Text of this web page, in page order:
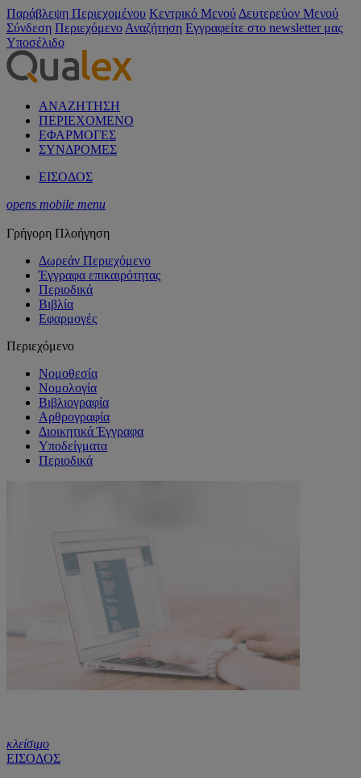
Παράβλεψη Περιεχομένου Κεντρικό Μενού Δευτερεύον Μενού
Σύνδεση Περιεχόμενο Αναζήτηση Εγγραφείτε στο newsletter μας
Υποσέλιδο
ΑΝΑΖΗΤΗΣΗ
ΠΕΡΙΕΧΟΜΕΝΟ
ΕΦΑΡΜΟΓΕΣ
ΣΥΝΔΡΟΜΕΣ
ΕΙΣΟΔΟΣ
opens mobile menu
Γρήγορη Πλοήγηση
Δωρεάν Περιεχόμενο
Έγγραφα επικαιρότητας
Περιοδικά
Βιβλία
Εφαρμογές
Περιεχόμενο
Νομοθεσία
Νομολογία
Βιβλιογραφία
Αρθρογραφία
Διοικητικά Έγγραφα
Υποδείγματα
Περιοδικά
κλείσιμο
ΕΙΣΟΔΟΣ